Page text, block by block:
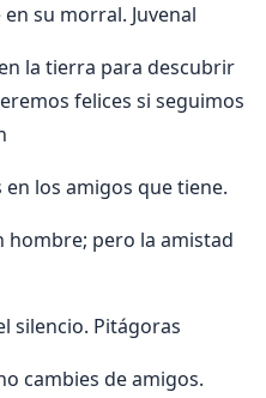
su morral. Juvenal
la tierra para descubrir
felices si seguimos
los amigos que tiene.
hombre; pero la amistad
silencio. Pitágoras
cambies de amigos.